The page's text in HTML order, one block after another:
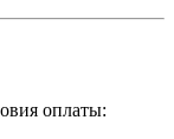
оплаты: